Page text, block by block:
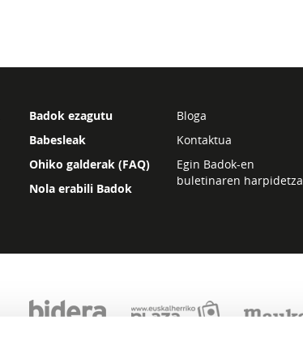
Badok ezagutu
Babesleak
Ohiko galderak (FAQ)
Nola erabili Badok
Bloga
Kontaktua
Egin Badok-en
buletinaren harpidetza